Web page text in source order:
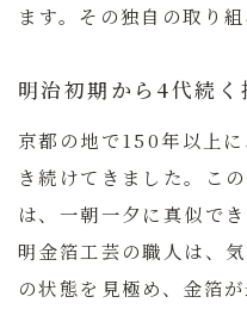
ます。その独自の取り
明治初期から4代続
京都の地で150年以上
き続けてきました。こ
は、一朝一夕に真似で
明金箔工芸の職人は、
の状態を見極め、金箔